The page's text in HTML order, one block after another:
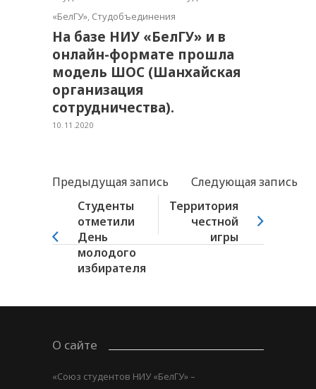
«БелГУ», Студобъединения
На базе НИУ «БелГУ» и в
онлайн-формате прошла
модель ШОС (Шанхайская
организация
сотрудничества).
10.11.2020
Предыдущая запись
Следующая запись
Студенты
отметили
День
молодого
избирателя
Территория
честной
игры
О сайте
«Союз студентов НИУ «БелГУ» –